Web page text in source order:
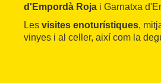
d'Empordà Roja i Garnatxa
Les visites enoturístiques,
vinyes i al celler, així com la